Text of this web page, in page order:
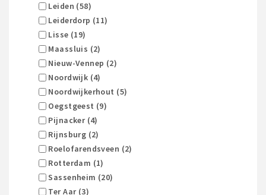
Leiden (58)
Leiderdorp (11)
Lisse (19)
Maassluis (2)
Nieuw-Vennep (2)
Noordwijk (4)
Noordwijkerhout (5)
Oegstgeest (9)
Pijnacker (4)
Rijnsburg (2)
Roelofarendsveen (2)
Rotterdam (1)
Sassenheim (20)
Ter Aar (3)